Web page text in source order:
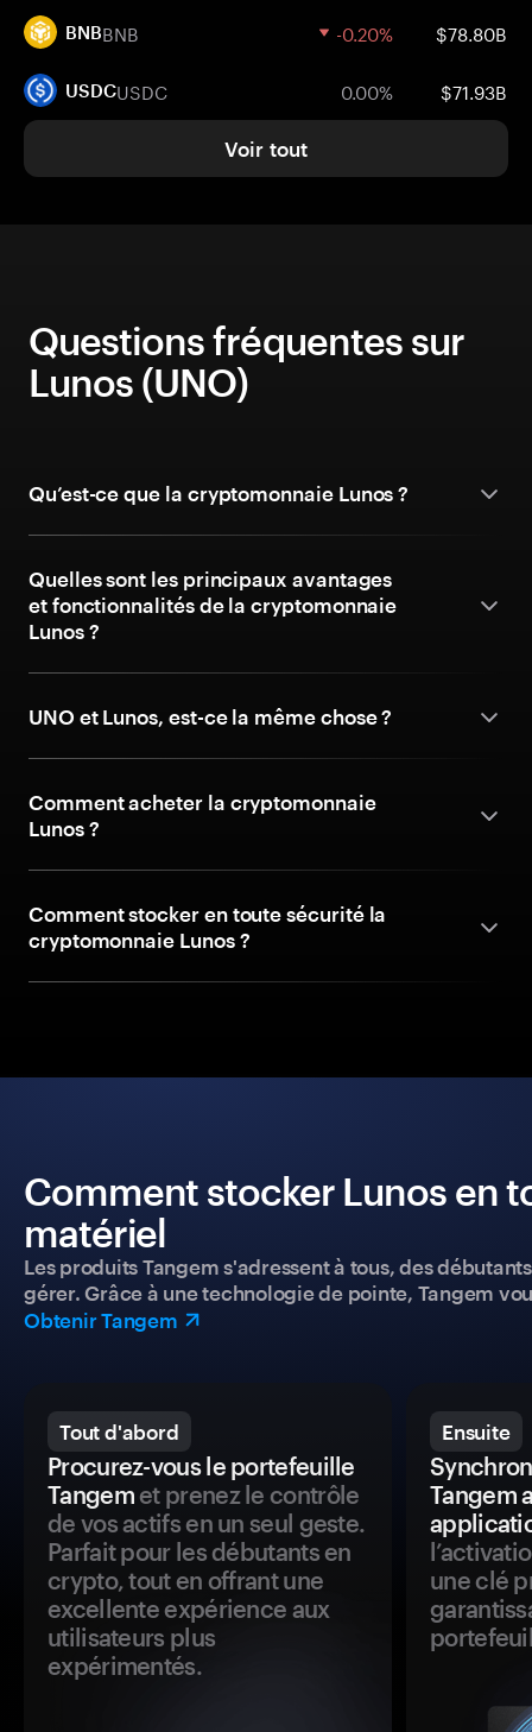
BNBBNB -0.20% $78.80B
USDCUSDC 0.00% $71.93B
Voir tout
Questions fréquentes sur
Lunos (UNO)
Qu’est-ce que la cryptomonnaie Lunos ?
Quelles sont les principaux avantages
et fonctionnalités de la cryptomonnaie
Lunos ?
UNO et Lunos, est-ce la même chose ?
Comment acheter la cryptomonnaie
Lunos ?
Comment stocker en toute sécurité la
cryptomonnaie Lunos ?
Comment stocker Lunos en
matériel
Les produits Tangem s'adressent à tous, des
gérer. Grâce à une technologie de pointe, Tangem
Obtenir Tangem
Tout d'abord
Procurez-vous le portefeuille
Tangemet prenez le contrôle
de vos actifs en un seul geste.
Parfait pour les débutants en
crypto, tout en offrant une
excellente expérience aux
utilisateurs plus
expérimentés.
Ensuite
Tangem
une clé